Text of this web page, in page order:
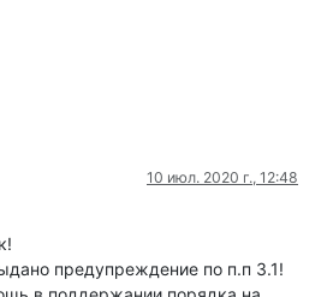
10 июл. 2020 г., 12:48
предупреждение по п.п 3.1!